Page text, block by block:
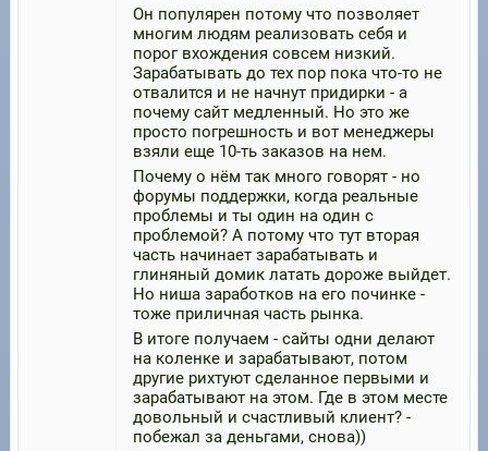
Он популярен потому что позволяет
многим людям реализовать себя и
порог вхождения совсем низкий.
Зарабатывать до тех пор пока что-то не
отвалится и не начнут придирки - а
почему сайт медленный. Но это же
просто погрешность и вот менеджеры
взяли еще 10-ть заказов на нем.
Почему о нём так много говорят - но
форумы поддержки, когда реальные
проблемы и ты один на один с
проблемой? А потому что тут вторая
часть начинает зарабатывать и
глиняный домик латать дороже выйдет.
Но ниша заработков на его починке -
тоже приличная часть рынка.
В итоге получаем - сайты одни делают
на коленке и зарабатывают, потом
другие рихтуют сделанное первыми и
зарабатывают на этом. Где в этом месте
довольный и счастливый клиент? -
побежал за деньгами, снова))